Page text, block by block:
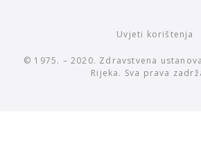
Uvjeti korištenja
© 1975. – 2020. Zdravstvena
Rijeka. Sva prava